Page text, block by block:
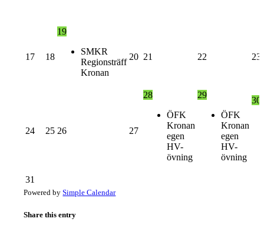
17 18
19
SMKR
Regionsträff
Kronan
20 21 22 23
24 25 26 27
28
ÖFK
Kronan
egen
HV-
övning
29
ÖFK
Kronan
egen
HV-
övning
30
31
Powered bySimple Calendar
Share this entry